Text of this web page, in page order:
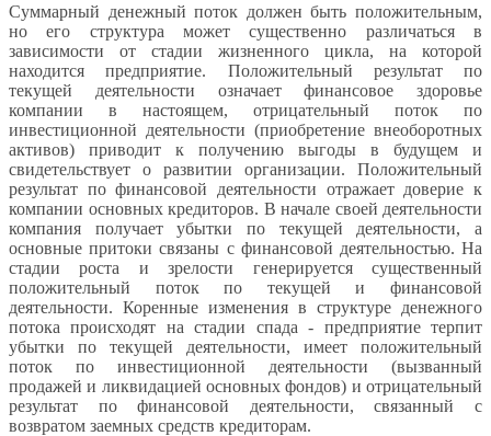
Суммарный денежный поток должен быть положительным,
но его структура может существенно различаться в
зависимости от стадии жизненного цикла, на которой
находится предприятие. Положительный результат по
текущей деятельности означает финансовое здоровье
компании в настоящем, отрицательный поток по
инвестиционной деятельности (приобретение внеоборотных
активов) приводит к получению выгоды в будущем и
свидетельствует о развитии организации. Положительный
результат по финансовой деятельности отражает доверие к
компании основных кредиторов. В начале своей деятельности
компания получает убытки по текущей деятельности, а
основные притоки связаны с финансовой деятельностью. На
стадии роста и зрелости генерируется существенный
положительный поток по текущей и финансовой
деятельности. Коренные изменения в структуре денежного
потока происходят на стадии спада - предприятие терпит
убытки по текущей деятельности, имеет положительный
поток по инвестиционной деятельности (вызванный
продажей и ликвидацией основных фондов) и отрицательный
результат по финансовой деятельности, связанный с
возвратом заемных средств кредиторам.